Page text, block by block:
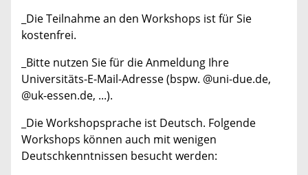
_Die Teilnahme an den Workshops ist für Sie
kostenfrei.
_Bitte nutzen Sie für die Anmeldung Ihre
Universitäts-E-Mail-Adresse (bspw. @uni-due.de,
@uk-essen.de, ...).
_Die Workshopsprache ist Deutsch. Folgende
Workshops können auch mit wenigen
Deutschkenntnissen besucht werden: